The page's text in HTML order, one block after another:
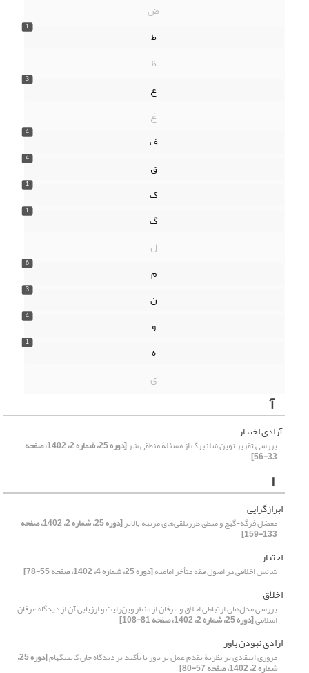
ض
1
ط
ظ
3
ع
غ
4
ف
4
ق
1
ک
1
گ
ل
6
م
3
ن
4
و
1
ه
ی
آ
آزادی اختیار
بررسی تقریر نوین شلنبرگ از مسئلۀ منطقی شر [دوره 25، شماره 2، 1402، صفحه
33-56]
ا
ابرازگرایی
معضل فرگه-گیچ و منطق طرزتلقی‌های مرتبه بالاتر [دوره 25، شماره 2، 1402، صفحه
133-159]
اختیار
شانس اخلاقی در اصول فقه متأخر امامیه[دوره 25، شماره 4، 1402، صفحه 55-78]
اخلاق
بررسی مدل‌های ارتباطی اخلاق و عرفان از منظر وین‌رایت و ارزیابی آن از دیدگاه عرفان
اسلامی[دوره 25، شماره 2، 1402، صفحه 81-108]
ارادی نبودن باور
مروری انتقادی بر نظریۀ تقدم عمل بر باور با تأکید بر دیدگاه جان کاتینگهام [دوره 25،
شماره 2، 1402، صفحه 57-80]